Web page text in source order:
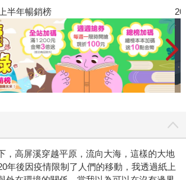
半年暢銷榜
，高屏溪穿越平原，流向大海，這樣的大地
年後因疫情限制了人們的移動，我透過紙上